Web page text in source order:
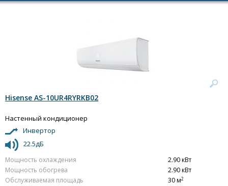
Hisense AS-10UR4RYRKB02
Настенный кондиционер
Инвертор
22.5дБ
Мощность охлаждения
2.90 кВт
Мощность обогрева
2.90 кВт
Обслуживаемая площадь
30 м2